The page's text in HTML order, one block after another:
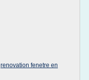
renovation fenetre en